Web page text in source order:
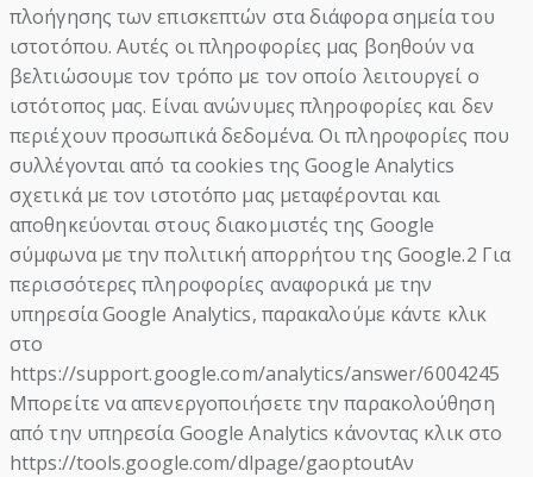
πλοήγησης των επισκεπτών στα διάφορα σημεία του
ιστοτόπου. Αυτές οι πληροφορίες μας βοηθούν να
βελτιώσουμε τον τρόπο με τον οποίο λειτουργεί ο
ιστότοπος μας. Είναι ανώνυμες πληροφορίες και δεν
περιέχουν προσωπικά δεδομένα. Οι πληροφορίες που
συλλέγονται από τα cookies της Google Analytics
σχετικά με τον ιστοτόπο μας μεταφέρονται και
αποθηκεύονται στους διακομιστές της Google
σύμφωνα με την πολιτική απορρήτου της Google.2 Για
περισσότερες πληροφορίες αναφορικά με την
υπηρεσία Google Analytics, παρακαλούμε κάντε κλικ
στο
https://support.google.com/analytics/answer/6004245
Μπορείτε να απενεργοποιήσετε την παρακολούθηση
από την υπηρεσία Google Analytics κάνοντας κλικ στο
https://tools.google.com/dlpage/gaoptoutΑν